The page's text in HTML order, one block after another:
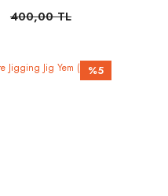
400,00 TL
%5